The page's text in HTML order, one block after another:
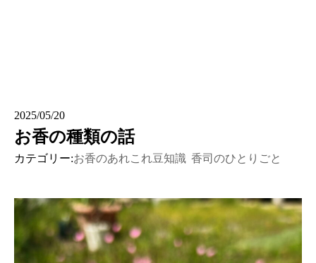
2025/05/20
お香の種類の話
カテゴリー:お香のあれこれ豆知識 香司のひとりごと